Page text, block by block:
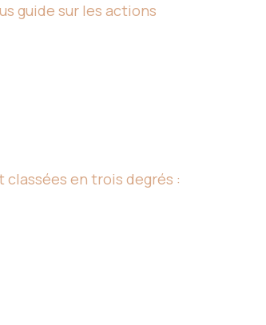
guide sur les actions
en trois degrés :